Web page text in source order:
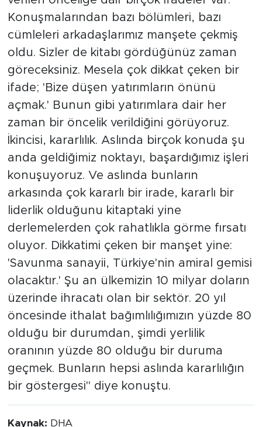
Konuşmalarından bazı bölümleri, bazı
cümleleri arkadaşlarımız manşete çekmiş
oldu. Sizler de kitabı gördüğünüz zaman
göreceksiniz. Mesela çok dikkat çeken bir
ifade; 'Bize düşen yatırımların önünü
açmak.' Bunun gibi yatırımlara dair her
zaman bir öncelik verildiğini görüyoruz.
İkincisi, kararlılık. Aslında birçok konuda şu
anda geldiğimiz noktayı, başardığımız işleri
konuşuyoruz. Ve aslında bunların
arkasında çok kararlı bir irade, kararlı bir
liderlik olduğunu kitaptaki yine
derlemelerden çok rahatlıkla görme fırsatı
oluyor. Dikkatimi çeken bir manşet yine:
'Savunma sanayii, Türkiye'nin amiral gemisi
olacaktır.' Şu an ülkemizin 10 milyar doların
üzerinde ihracatı olan bir sektör. 20 yıl
öncesinde ithalat bağımlılığımızın yüzde 80
olduğu bir durumdan, şimdi yerlilik
oranının yüzde 80 olduğu bir duruma
geçmek. Bunların hepsi aslında kararlılığın
bir göstergesi" diye konuştu.
Kaynak: DHA